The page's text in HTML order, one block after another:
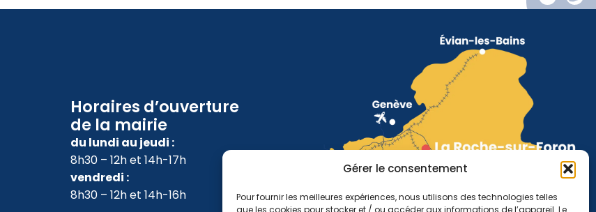
Gérer le consentement
Pour fournir les meilleures expériences, nous utilisons des technologies telles
que les cookies pour stocker et / ou accéder aux informations de l’appareil. Le
Horaires d’ouverture
de la mairie
du lundi au jeudi :
8h30 – 12h et 14h-17h
vendredi :
8h30 – 12h et 14h-16h